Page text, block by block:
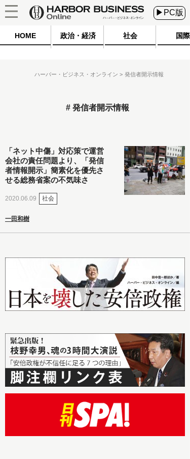
▶PC版
HOME 政治・経済 社会 国際
ハーバー・ビジネス・オンライン 発信者開示情報
発信者開示情報
「ネット中傷」対応策で運営
会社の責任問題より、「発信
者情報開示」簡素化を優先さ
せる総務省案の不気味さ
2020.06.09 社会
一田和樹